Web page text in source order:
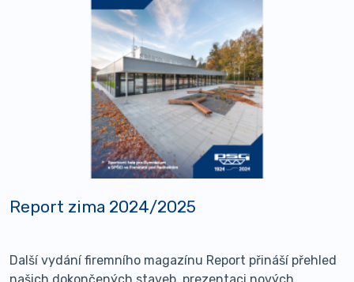
Report zima 2024/2025
Další vydání firemního magazínu Report přináší přehled